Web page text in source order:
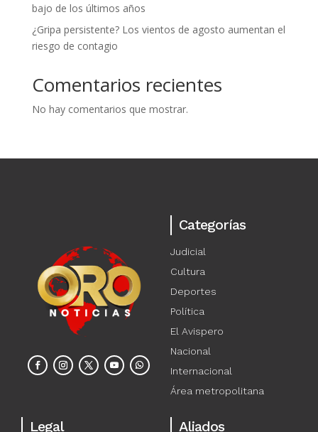
bajo de los últimos años
¿Gripa persistente? Los vientos de agosto aumentan el
riesgo de contagio
Comentarios recientes
No hay comentarios que mostrar.
Categorías
Judicial
Cultura
Deportes
Política
El Avispero
Nacional
Internacional
Área metropolitana
Legal Aliados